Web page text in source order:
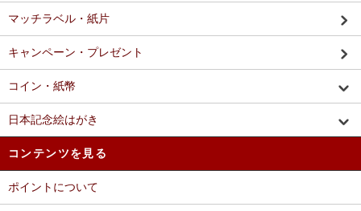
マッチラベル・紙片
キャンペーン・プレゼント
コイン・紙幣
日本記念絵はがき
コンテンツを見る
ポイントについて